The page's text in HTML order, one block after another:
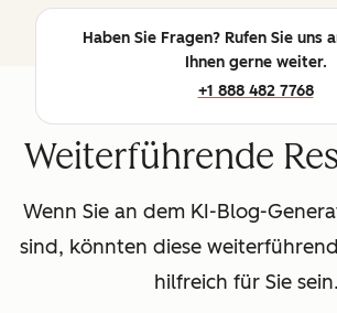
Haben Sie Fragen? Rufen Sie uns
Ihnen gerne weiter.
+1 888 482 7768
Weiterführende
Wenn Sie an dem KI-Blog-
sind, könnten diese
hilfreich für Sie sein.